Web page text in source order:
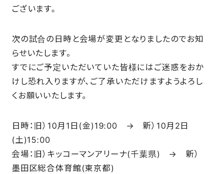
マイページはこちら
CSR
SCHOOL
PARTNERS
SHOP
ございます。
次の試合の日時と会場が変更となりましたのでお知
らせいたします。
すでにご予定いただいていた皆様にはご迷惑をおか
けし恐れ入りますが、ご了承いただけますようよろし
くお願いいたします。
日時：旧）10月1日(金)19:00 → 新）10月2日
(土)15:00
会場：旧）キッコーマンアリーナ(千葉県) → 新）
墨田区総合体育館(東京都)